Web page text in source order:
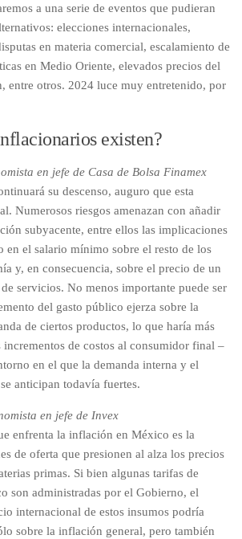
a una serie de eventos que pudieran
elecciones internacionales,
en materia comercial, escalamiento de
en Medio Oriente, elevados precios del
entre otros. 2024 luce muy entretenido, por
existen?
en jefe de Casa de Bolsa Finamex
su descenso, auguro que esta
Numerosos riesgos amenazan con añadir
subyacente, entre ellos las implicaciones
en el salario mínimo sobre el resto de los
y, en consecuencia, sobre el precio de un
servicios. No menos importante puede ser
del gasto público ejerza sobre la
de ciertos productos, lo que haría más
de costos al consumidor final –
en el que la demanda interna y el
anticipan todavía fuertes.
en jefe de Invex
enfrenta la inflación en México es la
de oferta que presionen al alza los precios
primas. Si bien algunas tarifas de
son administradas por el Gobierno, el
internacional de estos insumos podría
sobre la inflación general, pero también